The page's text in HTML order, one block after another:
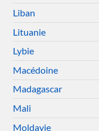
Liban
Lituanie
Lybie
Macédoine
Madagascar
Mali
Moldavie